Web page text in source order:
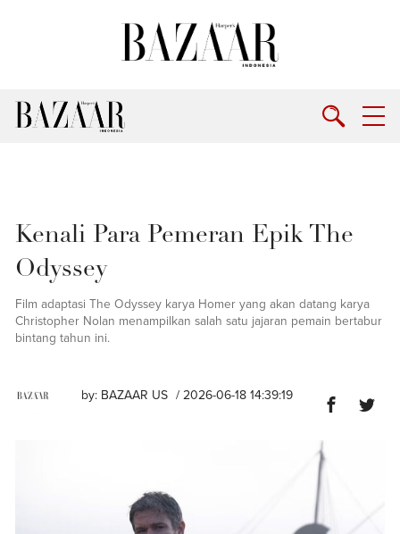
Kenali Para Pemeran Epik The
Odyssey
Film adaptasi The Odyssey karya Homer yang akan datang karya
Christopher Nolan menampilkan salah satu jajaran pemain bertabur
bintang tahun ini.
by: BAZAAR US / 2026-06-18 14:39:19